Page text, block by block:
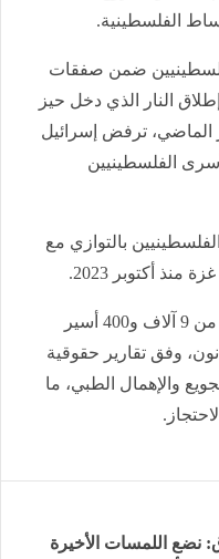
الفلسطينية.
ضمن صفقات
النار الذي دخل حيز
قطاع غزة في 10 أكتوبر الماضي، ترفض إسرائيل
الفلسطينيين
بالتوازي مع
أكتوبر 2023.
ويقبع في السجون الإسرائيلية أكثر من 9 آلاف و400 أسير
وفق تقارير حقوقية
والإهمال الطبي، ما
نضع اللمسات الأخيرة